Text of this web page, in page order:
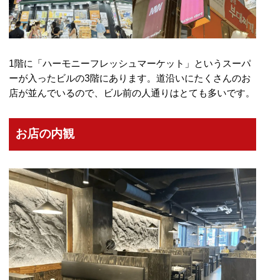
1階に「ハーモニーフレッシュマーケット」というスーパ
ーが入ったビルの3階にあります。道沿いにたくさんのお
店が並んでいるので、ビル前の人通りはとても多いです。
お店の内観